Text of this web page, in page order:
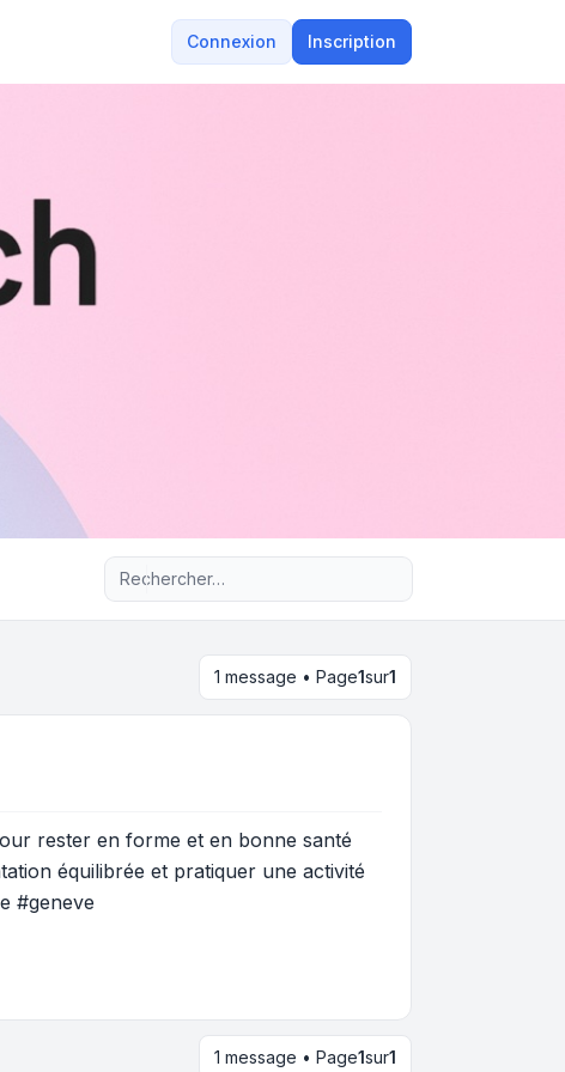
Connexion Inscription
Recherche avancée
1 message • Page1sur1
rester en forme et en bonne santé
équilibrée et pratiquer une activité
#geneve
1 message • Page1sur1